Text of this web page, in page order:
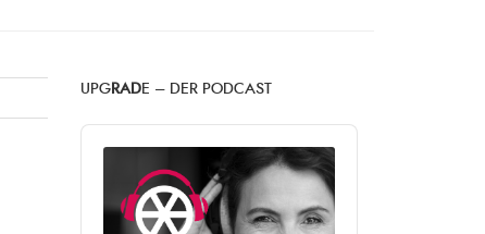
UPG RADE – DER PODCAST
Audio